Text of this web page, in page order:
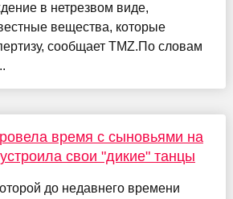
в нетрезвом виде,
вещества, которые
сообщает TMZ.По словам
время с сыновьями на
свои "дикие" танцы
до недавнего времени